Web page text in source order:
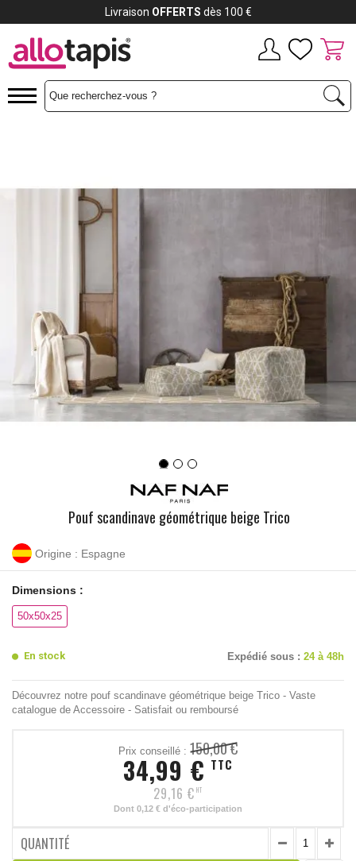
Pouf scandinave géométrique beige Trico
Origine : Espagne
Dimensions :
50x50x25
En stock Expédié sous : 24 à 48h
Découvrez notre pouf scandinave géométrique beige Trico - Vaste
catalogue de Accessoire - Satisfait ou remboursé
Prix conseillé : 150,00 €
34,99 € TTC
29,16 € HT
Dont 0,12 € d'éco-participation
QUANTITÉ
Livraison OFFERTS dès 100 €